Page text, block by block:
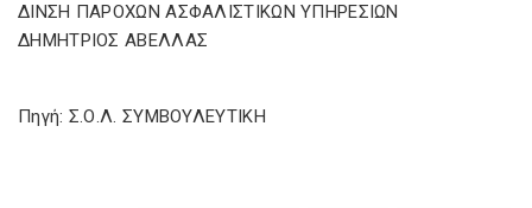
ΔΙΝΣΗ ΠΑΡΟΧΩΝ ΑΣΦΑΛΙΣΤΙΚΩΝ ΥΠΗΡΕΣΙΩΝ
ΔΗΜΗΤΡΙΟΣ ΑΒΕΛΛΑΣ
Πηγή: Σ.Ο.Λ. ΣΥΜΒΟΥΛΕΥΤΙΚΗ